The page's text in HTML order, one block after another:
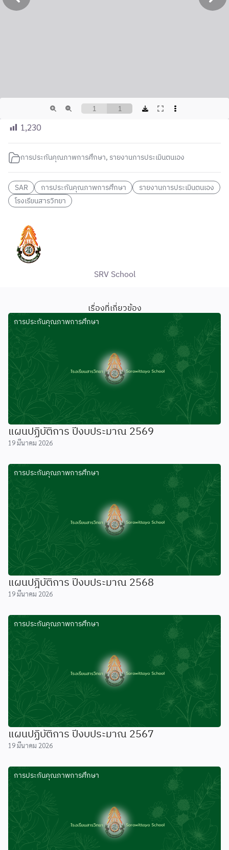
1,230
การประกันคุณภาพการศึกษา, รายงานการประเมินตนเอง
SAR การประกันคุณภาพการศึกษา
รายงานการประเมินตนเอง
โรงเรียนสารวิทยา
SRV School
เรื่องที่เกี่ยวข้อง
การประกันคุณภาพการศึกษา
แผนปฏิบัติการ ปีงบประมาณ 2569
19 มีนาคม 2026
การประกันคุณภาพการศึกษา
แผนปฎิบัติการ ปีงบประมาณ 2568
19 มีนาคม 2026
การประกันคุณภาพการศึกษา
แผนปฏิบัติการ ปีงบประมาณ 2567
19 มีนาคม 2026
การประกันคุณภาพการศึกษา